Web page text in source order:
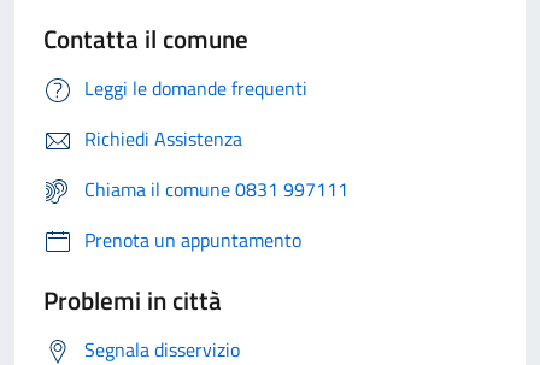
Contatta il comune
Leggi le domande frequenti
Richiedi Assistenza
Chiama il comune 0831 997111
Prenota un appuntamento
Problemi in città
Segnala disservizio